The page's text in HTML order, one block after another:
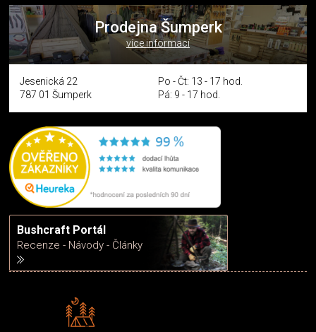
Prodejna Šumperk
více informací
Jesenická 22
787 01 Šumperk
Po - Čt: 13 - 17 hod.
Pá: 9 - 17 hod.
Bushcraft Portál
Recenze - Návody - Články